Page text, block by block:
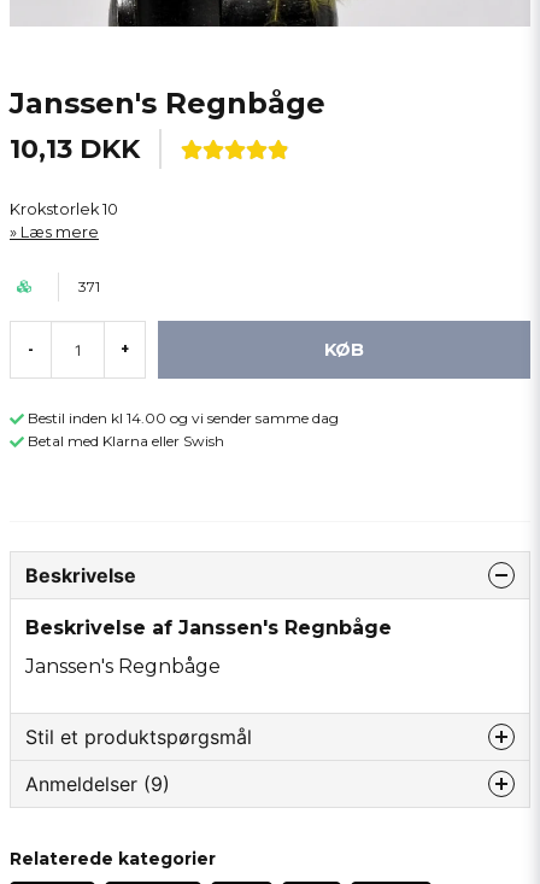
Janssen's Regnbåge
10,13 DKK
Krokstorlek 10
Læs mere
371
- + KØB
Bestil inden kl 14.00 og vi sender samme dag
Betal med Klarna eller Swish
Beskrivelse
Beskrivelse af Janssen's Regnbåge
Janssen's Regnbåge
Stil et produktspørgsmål
question
Spørg os om noget om dette produkt...
Anmeldelser (9)
Tommy
Relaterede kategorier